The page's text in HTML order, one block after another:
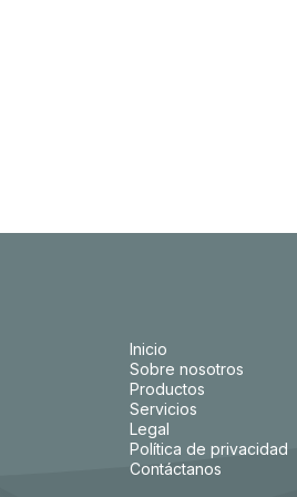
Inicio
Sobre nosotros
Productos
Servicios
Legal
Política de privacidad
Contáctanos